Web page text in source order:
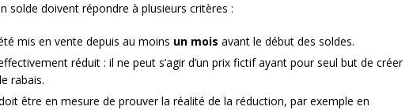
solde doivent répondre à plusieurs critères :
mis en vente depuis au moins un mois avant le début des soldes.
réduit : il ne peut s’agir d’un prix fictif ayant pour seul but de créer
rabais.
être en mesure de prouver la réalité de la réduction, par exemple en